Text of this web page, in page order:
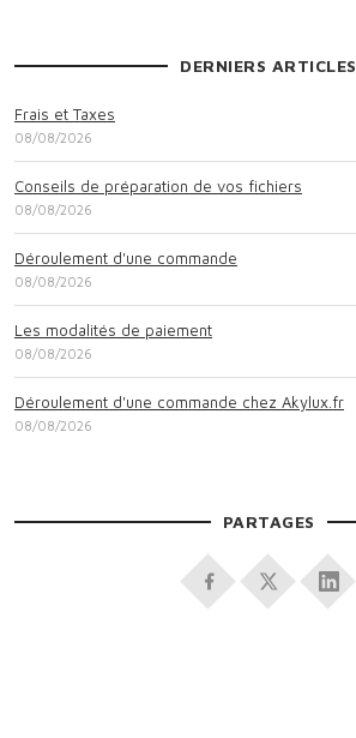
DERNIERS ARTICLES
Frais et Taxes
08/08/2026
Conseils de préparation de vos fichiers
08/08/2026
Déroulement d'une commande
08/08/2026
Les modalités de paiement
08/08/2026
Déroulement d'une commande chez Akylux.fr
08/08/2026
PARTAGES